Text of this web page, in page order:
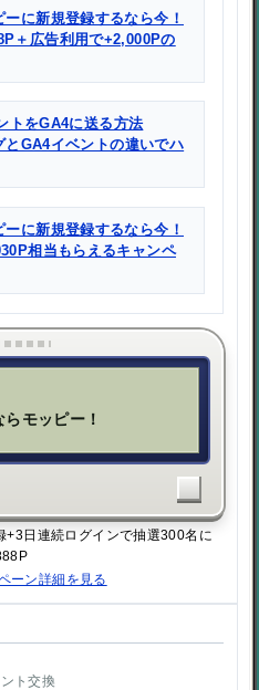
ーに新規登録するなら今！
＋広告利用で+2,000Pの
トをGA4に送る方法
とGA4イベントの違いでハ
ーに新規登録するなら今！
相当もらえるキャンペ
モッピー！
+3日連続ログインで抽選300名に
ーン詳細を見る
ト交換